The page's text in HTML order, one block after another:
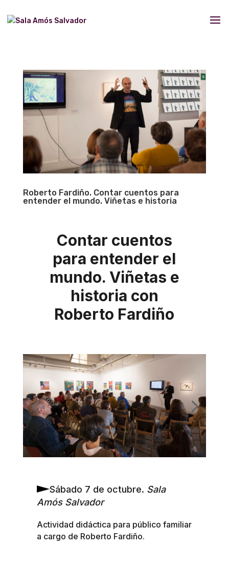
Roberto Fardiño. Contar cuentos para
entender el mundo. Viñetas e historia
Contar cuentos
para entender el
mundo. Viñetas e
historia con
Roberto Fardiño
Sábado 7 de octubre. Sala
Amós Salvador
Actividad didáctica para público familiar
a cargo de Roberto Fardiño.